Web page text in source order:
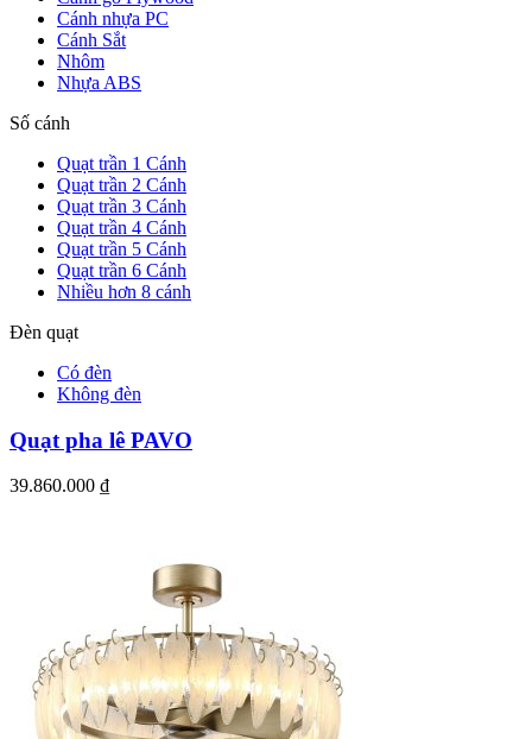
Cánh nhựa PC
Cánh Sắt
Nhôm
Nhựa ABS
Số cánh
Quạt trần 1 Cánh
Quạt trần 2 Cánh
Quạt trần 3 Cánh
Quạt trần 4 Cánh
Quạt trần 5 Cánh
Quạt trần 6 Cánh
Nhiều hơn 8 cánh
Đèn quạt
Có đèn
Không đèn
Quạt pha lê PAVO
39.860.000 ₫